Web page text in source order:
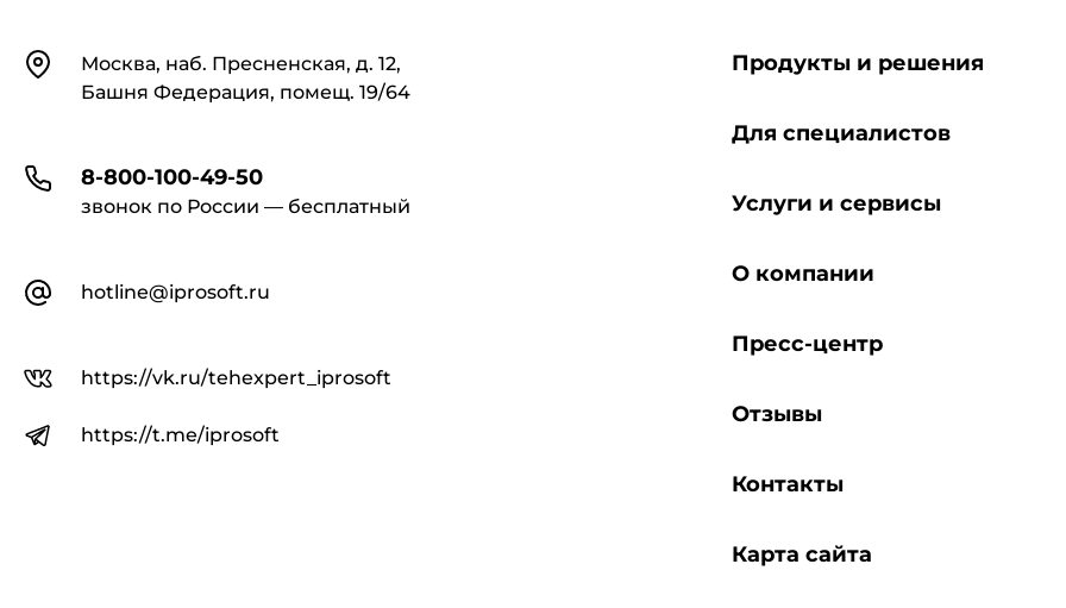
КонтактыМосква, наб. Пресненская, д. 12,
Башня Федерация, помещ. 19/64
8-800-100-49-50
звонок по России — бесплатный
hotline@iprosoft.ru
https://vk.ru/tehexpert_iprosoft
https://t.me/iprosoft
Продукты и решения
Для специалистов
Услуги и сервисы
О компании
Пресс-центр
Отзывы
Контакты
Карта сайта